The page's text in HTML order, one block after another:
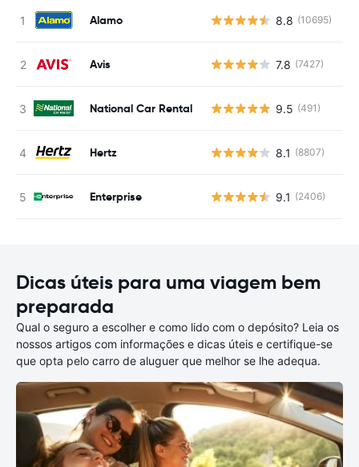
Alamo 8.8 (10695)
Avis 7.8 (7427)
National Car Rental 9.5 (491)
Hertz 8.1 (8807)
Enterprise 9.1 (2406)
Dicas úteis para uma viagem bem
preparada
Qual o seguro a escolher e como lido com o depósito? Leia os
nossos artigos com informações e dicas úteis e certifique-se
que opta pelo carro de aluguer que melhor se lhe adequa.